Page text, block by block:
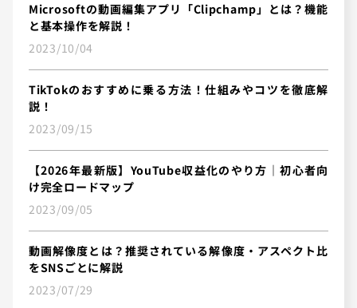
Microsoftの動画編集アプリ「Clipchamp」とは？機能
と基本操作を解説！
2023/10/04
TikTokのおすすめに乗る方法！仕組みやコツを徹底解
説！
2023/09/15
【2026年最新版】YouTube収益化のやり方｜初心者向
け完全ロードマップ
2023/09/05
動画解像度とは？推奨されている解像度・アスペクト比
をSNSごとに解説
2023/07/29